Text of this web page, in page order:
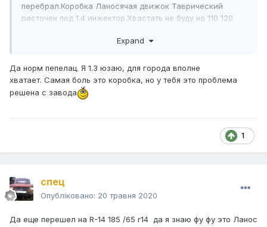
перебрал.Коробка Ланосячая движок Таврический
расточен под 1.4 инжектор.Хвастать не буду но 110 120
тоже удачно пристроил пожилая пара был Иж 412-028 и
Expand
Да норм пепелац. Я 1.3 юзаю, для города вполне
хватает. Самая боль это коробка, но у тебя это проблема
решена с завода
1
спец
Опубліковано: 20 травня 2020
Да еще перешел на R-14 185 /65 r14 да я знаю фу фу это Ланос